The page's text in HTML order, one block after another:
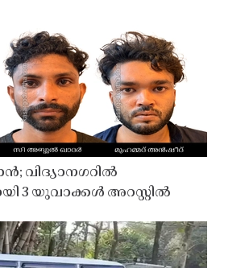
വിദ്യാനഗറിൽ
3 യുവാക്കൾ അറസ്റ്റിൽ